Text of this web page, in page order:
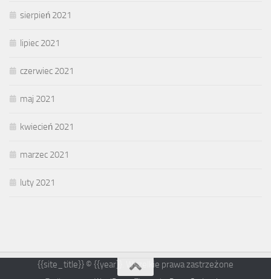
sierpień 2021
lipiec 2021
czerwiec 2021
maj 2021
kwiecień 2021
marzec 2021
luty 2021
{{site_title}} © {{year}}. Wszelkie prawa zastrzeżone